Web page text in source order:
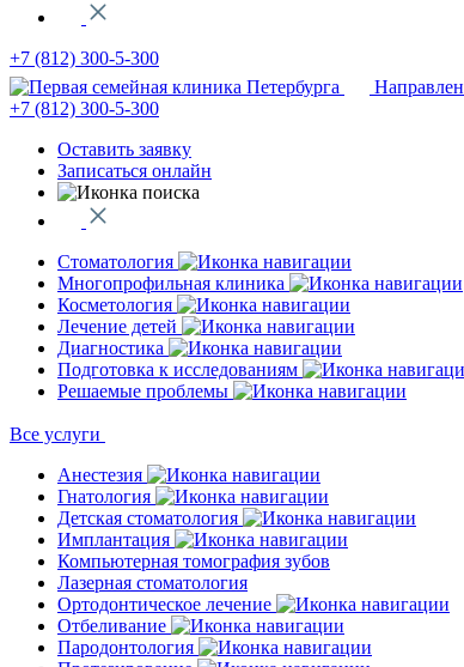
+7 (812) 300-5-300
+7 (812) 300-5-300
Оставить заявку
Записаться онлайн
Стоматология
Многопрофильная клиника
Косметология
Лечение детей
Диагностика
Подготовка к исследованиям
Решаемые проблемы
Все услуги
Анестезия
Гнатология
Детская стоматология
Имплантация
Компьютерная томография зубов
Лазерная стоматология
Ортодонтическое лечение
Отбеливание
Пародонтология